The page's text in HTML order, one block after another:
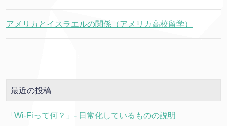
アメリカとイスラエルの関係（アメリカ高校留学）
最近の投稿
「Wi-Fiって何？」- 日常化しているものの説明